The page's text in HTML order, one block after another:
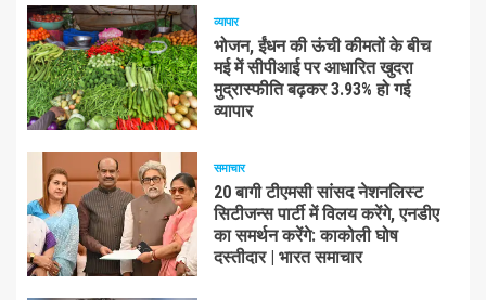
व्यापार
भोजन, ईंधन की ऊंची कीमतों के बीच
मई में सीपीआई पर आधारित खुदरा
मुद्रास्फीति बढ़कर 3.93% हो गई
व्यापार
समाचार
20 बागी टीएमसी सांसद नेशनलिस्ट
सिटीजन्स पार्टी में विलय करेंगे, एनडीए
का समर्थन करेंगे: काकोली घोष
दस्तीदार | भारत समाचार